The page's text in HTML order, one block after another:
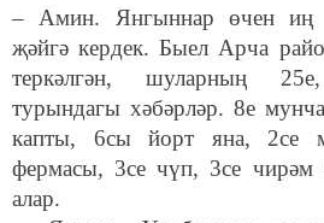
– Амин. Янгыннар өчен иң
җәйгә кердек. Быел Арча
теркәлгән, шуларның
турындагы хәбәрләр. 8е
капты, 6сы йорт яна, 2се
фермасы, 3се чүп, 3се чирәм
алар.